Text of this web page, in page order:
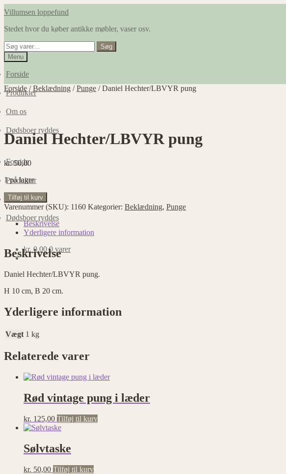
Spring
navigation
Spring
indhold
Villumsen loppefund
Stedet hvor du køber antikke møbler, vaser osv.
Søg
efter:
Søg
Menu
Forside
Produkter
Om os
Dødsboer ryddes
Forside
Produkter
Om os
Dødsboer ryddes
kr. 0,00 0 varer
Forside /Beklædning /Punge /Daniel Hechter/LBVYR pung
Daniel Hechter/LBVYR pung
kr.50,00
1 på lager
Daniel
Hechter/LBVYR
pung
antal
Tilføj til kurv
Varenummer (SKU): 1160 Kategorier: Beklædning, Punge
Beskrivelse
Yderligere information
Beskrivelse
Daniel Hechter/LBVYR pung.
H 10 cm, B 20 cm.
Yderligere information
Vægt 1 kg
Relaterede varer
Rød vintage pung i læder
kr. 125,00 Tilføj til kurv
Sølvtaske
kr. 50,00 Tilføj til kurv